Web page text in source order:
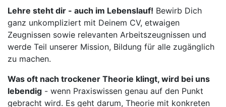
Lehre steht dir - auch im Lebenslauf! Bewirb Dich
ganz unkompliziert mit Deinem CV, etwaigen
Zeugnissen sowie relevanten Arbeitszeugnissen und
werde Teil unserer Mission, Bildung für alle zugänglich
zu machen.
Was oft nach trockener Theorie klingt, wird bei uns
lebendig - wenn Praxiswissen genau auf den Punkt
gebracht wird. Es geht darum, Theorie mit konkreten